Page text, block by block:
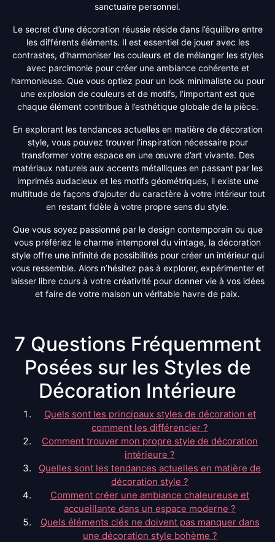
sanctuaire personnel.
Le secret d’une décoration réussie réside dans l’équilibre entre
les différents éléments. Il est essentiel de jouer avec les
contrastes, d’harmoniser les couleurs et de mélanger les styles
avec parcimonie pour créer une ambiance cohérente et
harmonieuse. Que vous optiez pour un look minimaliste ou pour
une explosion de couleurs et de motifs, l’important est que
chaque élément contribue à l’esthétique globale de la pièce.
En explorant les tendances actuelles en matière de décoration
style, vous pouvez trouver l’inspiration nécessaire pour
transformer votre espace en une œuvre d’art vivante. Des
matériaux naturels aux accents métalliques en passant par les
imprimés audacieux et les motifs géométriques, il existe une
multitude de façons d’ajouter du caractère à votre intérieur tout
en restant fidèle à votre propre sens du style.
Que vous soyez passionné par le design contemporain ou que
vous préfériez le charme intemporel du vintage, la décoration
style offre une infinité de possibilités pour créer un intérieur qui
vous ressemble. Alors n’hésitez pas à explorer, expérimenter et
laisser libre cours à votre créativité pour donner vie à vos idées
et faire de votre maison un véritable havre de paix.
7 Questions Fréquemment
Posées sur les Styles de
Décoration Intérieure
Quels sont les principaux styles de décoration et
comment les différencier ?
Comment trouver mon propre style de décoration
intérieure ?
Quelles sont les tendances actuelles en matière de
décoration style ?
Comment créer une ambiance chaleureuse et
accueillante dans un espace moderne ?
Quels éléments clés ne doivent pas manquer dans
une décoration style bohème ?